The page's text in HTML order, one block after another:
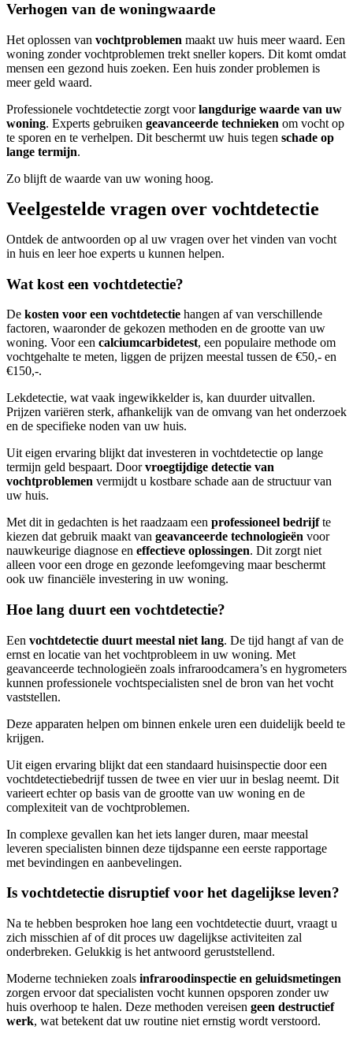
Verhogen van de woningwaarde
Het oplossen van vochtproblemen maakt uw huis meer waard. Een
woning zonder vochtproblemen trekt sneller kopers. Dit komt omdat
mensen een gezond huis zoeken. Een huis zonder problemen is
meer geld waard.
Professionele vochtdetectie zorgt voorlangdurige waarde van uw
woning. Experts gebruiken geavanceerde technieken om vocht op
te sporen en te verhelpen. Dit beschermt uw huis tegen schade op
lange termijn.
Zo blijft de waarde van uw woning hoog.
Veelgestelde vragen over vochtdetectie
Ontdek de antwoorden op al uw vragen over het vinden van vocht
in huis en leer hoe experts u kunnen helpen.
Wat kost een vochtdetectie?
De kosten voor een vochtdetectie hangen af van verschillende
factoren, waaronder de gekozen methoden en de grootte van uw
woning. Voor een calciumcarbidetest, een populaire methode om
vochtgehalte te meten, liggen de prijzen meestal tussen de €50,- en
€150,-.
Lekdetectie, wat vaak ingewikkelder is, kan duurder uitvallen.
Prijzen variëren sterk, afhankelijk van de omvang van het onderzoek
en de specifieke noden van uw huis.
Uit eigen ervaring blijkt dat investeren in vochtdetectie op lange
termijn geld bespaart. Doorvroegtijdige detectie van
vochtproblemen vermijdt u kostbare schade aan de structuur van
uw huis.
Met dit in gedachten is het raadzaam een professioneel bedrijfte
kiezen dat gebruik maakt van geavanceerde technologieën voor
nauwkeurige diagnose en effectieve oplossingen. Dit zorgt niet
alleen voor een droge en gezonde leefomgeving maar beschermt
ook uw financiële investering in uw woning.
Hoe lang duurt een vochtdetectie?
Een vochtdetectie duurt meestal niet lang. De tijd hangt af van de
ernst en locatie van het vochtprobleem in uw woning. Met
geavanceerde technologieën zoals infraroodcamera’s en hygrometers
kunnen professionele vochtspecialisten snel de bron van het vocht
vaststellen.
Deze apparaten helpen om binnen enkele uren een duidelijk beeld te
krijgen.
Uit eigen ervaring blijkt dat een standaard huisinspectie door een
vochtdetectiebedrijf tussen de twee en vier uur in beslag neemt. Dit
varieert echter op basis van de grootte van uw woning en de
complexiteit van de vochtproblemen.
In complexe gevallen kan het iets langer duren, maar meestal
leveren specialisten binnen deze tijdspanne een eerste rapportage
met bevindingen en aanbevelingen.
Is vochtdetectie disruptief voor het dagelijkse leven?
Na te hebben besproken hoe lang een vochtdetectie duurt, vraagt u
zich misschien af of dit proces uw dagelijkse activiteiten zal
onderbreken. Gelukkig is het antwoord geruststellend.
Moderne technieken zoals infraroodinspectie en geluidsmetingen
zorgen ervoor dat specialisten vocht kunnen opsporen zonder uw
huis overhoop te halen. Deze methoden vereisen geen destructief
werk, wat betekent dat uw routine niet ernstig wordt verstoord.